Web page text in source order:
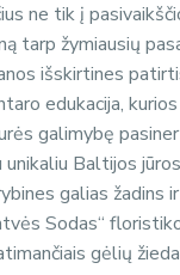
ne tik į
tarp žymiausių
išskirtines
edukacija,
galimybę
Baltijos
galias žadins
Sodas“
gėlių